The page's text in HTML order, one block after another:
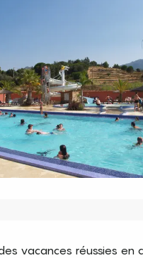
vacances réussies en